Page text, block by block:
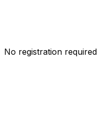
No registration required